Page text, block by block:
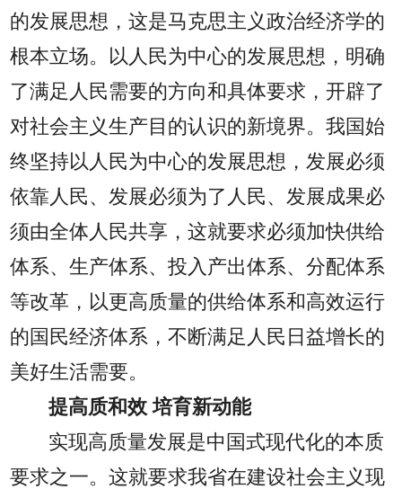
的发展思想，这是马克思主义政治经济学的
根本立场。以人民为中心的发展思想，明确
了满足人民需要的方向和具体要求，开辟了
对社会主义生产目的认识的新境界。我国始
终坚持以人民为中心的发展思想，发展必须
依靠人民、发展必须为了人民、发展成果必
须由全体人民共享，这就要求必须加快供给
体系、生产体系、投入产出体系、分配体系
等改革，以更高质量的供给体系和高效运行
的国民经济体系，不断满足人民日益增长的
美好生活需要。
提高质和效 培育新动能
实现高质量发展是中国式现代化的本质
要求之一。这就要求我省在建设社会主义现